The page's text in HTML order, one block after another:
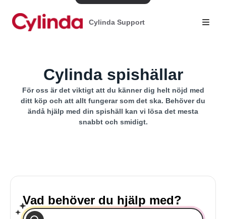
Cylinda Support
Cylinda spishällar
För oss är det viktigt att du känner dig helt nöjd med
ditt köp och att allt fungerar som det ska. Behöver du
ändå hjälp med din spishäll kan vi lösa det mesta
snabbt och smidigt.
Vad behöver du hjälp med?